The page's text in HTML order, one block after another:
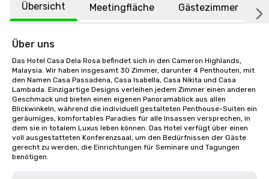
Übersicht Meetingfläche Gästezimmer
Über uns
Das Hotel Casa Dela Rosa befindet sich in den Cameron Highlands,
Malaysia. Wir haben insgesamt 30 Zimmer, darunter 4 Penthouten, mit
den Namen Casa Passadena, Casa Isabella, Casa Nikita und Casa
Lambada. Einzigartige Designs verleihen jedem Zimmer einen anderen
Geschmack und bieten einen eigenen Panoramablick aus allen
Blickwinkeln, während die individuell gestalteten Penthouse-Suiten ein
geräumiges, komfortables Paradies für alle Insassen versprechen, in
dem sie in totalem Luxus leben können. Das Hotel verfügt über einen
voll ausgestatteten Konferenzsaal, um den Bedürfnissen der Gäste
gerecht zu werden, die Einrichtungen für Seminare und Tagungen
benötigen.